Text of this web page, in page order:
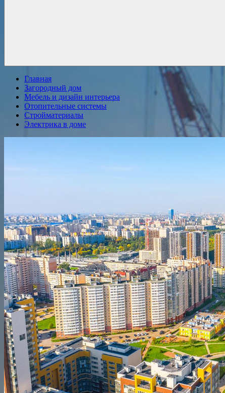
Главная
Загородный дом
Мебель и дизайн интерьера
Отопительные системы
Стройматериалы
Электрика в доме